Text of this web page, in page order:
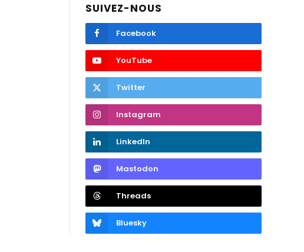
SUIVEZ-NOUS
Facebook
YouTube
Twitter
Instagram
LinkedIn
Mastodon
Threads
Bluesky